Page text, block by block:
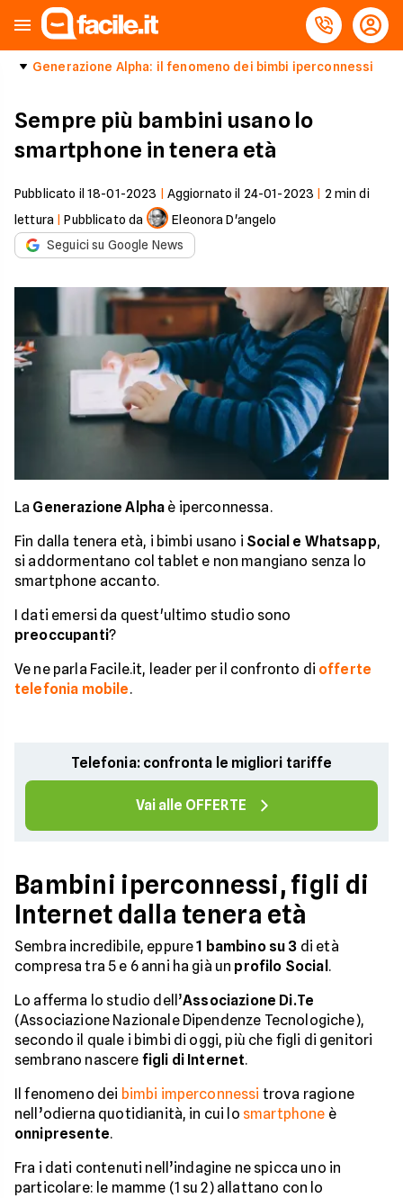
Generazione Alpha: il fenomeno dei bimbi iperconnessi
Sempre più bambini usano lo
smartphone in tenera età
Pubblicato il 18-01-2023 Aggiornato il 24-01-2023 2 min di
lettura |Pubblicato da
Eleonora D'angelo
Seguici su Google News
La Generazione Alpha è iperconnessa.
Fin dalla tenera età, i bimbi usano i Social e Whatsapp,
si addormentano col tablet e non mangiano senza lo
smartphone accanto.
I dati emersi da quest'ultimo studio sono
preoccupanti?
Ve ne parla Facile.it, leader per il confronto di offerte
telefonia mobile.
Telefonia: confronta le migliori tariffe
Vai alle OFFERTE
Bambini iperconnessi, figli di
Internet dalla tenera età
Sembra incredibile, eppure1 bambino su 3 di età
compresa tra 5 e 6 anni ha già un profilo Social .
Lo afferma lo studio dell’Associazione Di.Te
(Associazione Nazionale Dipendenze Tecnologiche),
secondo il quale i bimbi di oggi, più che figli di genitori
sembrano nascere figli di Internet.
Il fenomeno dei bimbi imperconnessi trova ragione
nell’odierna quotidianità, in cui lo smartphone è
onnipresente.
Fra i dati contenuti nell’indagine ne spicca uno in
particolare: le mamme (1 su 2) allattano con lo